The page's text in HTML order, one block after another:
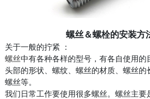
螺丝＆螺栓的安装方
关于一般的拧紧 ：
螺丝中有各种各样的型号，有各自使用的
头部的形状、螺纹、螺丝的材质、螺丝的
螺丝等。
我们日常工作要使用很多螺丝。螺丝主要